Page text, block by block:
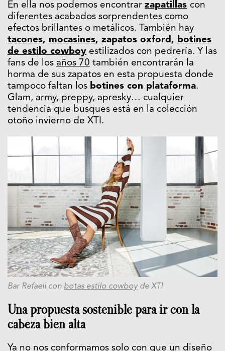
En ella nos podemos encontrar zapatillas con
diferentes acabados sorprendentes como
efectos brillantes o metálicos. También hay
tacones, mocasines, zapatos oxford, botines
de estilo cowboy estilizados con pedrería. Y las
fans de los años 70 también encontrarán la
horma de sus zapatos en esta propuesta donde
tampoco faltan los botines con plataforma.
Glam, army, preppy, apresky… cualquier
tendencia que busques está en la colección
otoño invierno de XTI.
Bar Refaeli con botas estilo cowboyde XTI
Una propuesta sostenible para ir con la
cabeza bien alta
Ya no nos conformamos solo con que un diseño